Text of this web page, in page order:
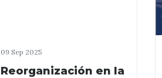
09 Sep 2025
Reorganización en la